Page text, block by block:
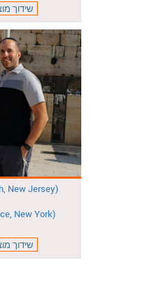
שידוך
New Jersey)
New York)
שידוך